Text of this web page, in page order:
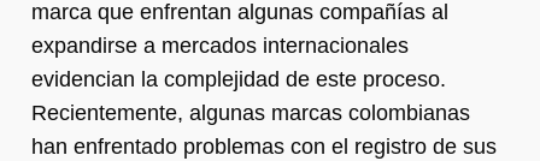
marca que enfrentan algunas compañías al
expandirse a mercados internacionales
evidencian la complejidad de este proceso.
Recientemente, algunas marcas colombianas
han enfrentado problemas con el registro de sus